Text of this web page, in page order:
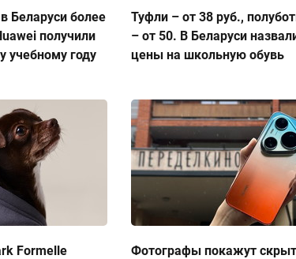
Беларуси более
получили
учебному году
Туфли – от 38 руб.,
– от 50. В Беларуси
цены на школьную обувь
Formelle
Фотографы покажут